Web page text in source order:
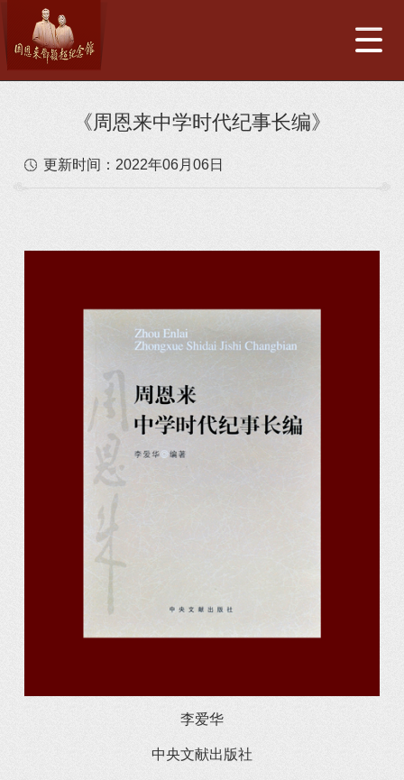
《周恩来中学时代纪事长编》
更新时间： 2022年06月06日
李爱华
中央文献出版社